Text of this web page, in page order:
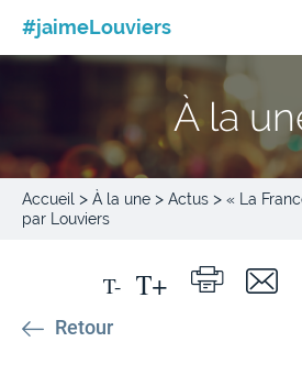
#jaimeLouviers
À la
Accueil > À la une > Actus > « La
par Louviers
Retour